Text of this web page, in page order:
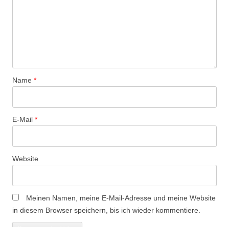
i
n
Name *
E-Mail *
Website
Meinen Namen, meine E-Mail-Adresse und meine Website
in diesem Browser speichern, bis ich wieder kommentiere.